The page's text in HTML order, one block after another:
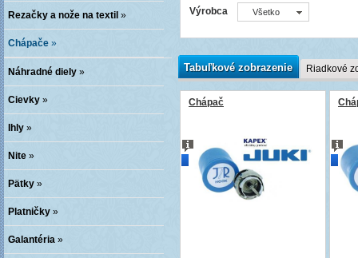
Rezačky a nože na textil »
Chápače »
Náhradné diely »
Cievky »
Ihly »
Nite »
Pätky »
Platničky »
Galantéria »
Výrobca Všetko
Tabuľkové zobrazenie Riadkové
Chápač
novinka